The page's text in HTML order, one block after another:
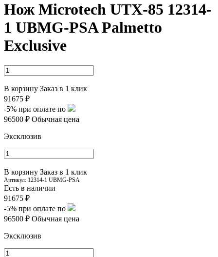
Нож Microtech UTX-85 12314-
1 UBMG-PSA Palmetto
Exclusive
В корзину Заказ в 1 клик
91675 ₽
-5% при оплате по
96500 ₽ Обычная цена
Эксклюзив
В корзину Заказ в 1 клик
Артикул: 12314-1 UBMG-PSA
Есть в наличии
91675 ₽
-5% при оплате по
96500 ₽ Обычная цена
Эксклюзив